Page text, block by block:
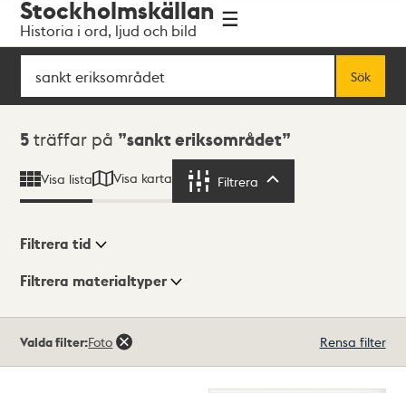
navigationen
huvudinnehållet
Stockholmskällan
Historia i ord, ljud och bild
Sök
Sök
Sökresultat
5 träffar på sankt eriksområdet
Visa lista Visa karta Filtrera
Visningsläge
Filtrera tid
Filtrera materialtyper
träffar
Valda filter:Foto Rensa filter